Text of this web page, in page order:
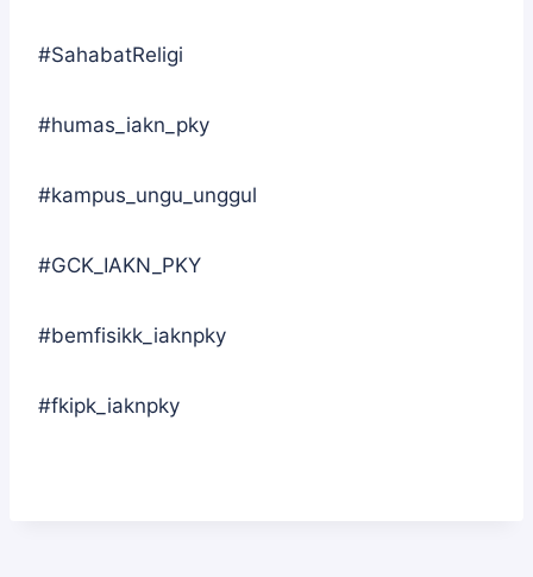
#SahabatReligi
#humas_iakn_pky
#kampus_ungu_unggul
#GCK_IAKN_PKY
#bemfisikk_iaknpky
#fkipk_iaknpky